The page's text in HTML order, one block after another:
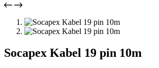
Socapex Kabel 19 pin 10m